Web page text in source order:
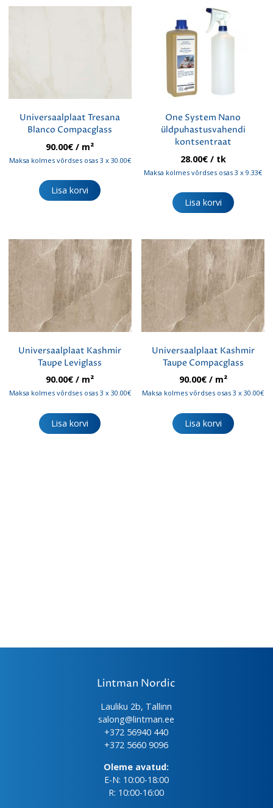
Universaalplaat Tresana
Blanco Compacglass
90.00€ / m²
Maksa kolmes võrdses osas 3 x 30.00€
Lisa korvi
One System Nano
üldpuhastusvahendi
kontsentraat
28.00€/ tk
Maksa kolmes võrdses osas 3 x 9.33€
Lisa korvi
Universaalplaat Kashmir
Taupe Leviglass
90.00€ / m²
Maksa kolmes võrdses osas 3 x 30.00€
Lisa korvi
Universaalplaat Kashmir
Taupe Compacglass
90.00€/ m²
Maksa kolmes võrdses osas 3 x 30.00€
Lisa korvi
Lintman Nordic
Lauliku 2b, Tallinn
salong@lintman.ee
+372 56940 440
+372 5660 9096
Oleme avatud:
E-N: 10:00-18:00
R: 10:00-16:00